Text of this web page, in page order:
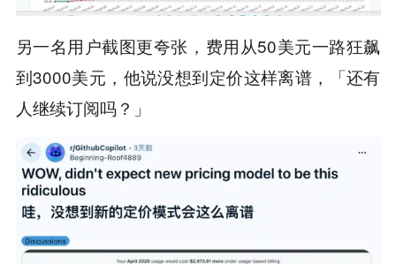
另一名用户截图更夸张，费用从50美元一路狂飙
到3000美元，他说没想到定价这样离谱，「还有
人继续订阅吗？」